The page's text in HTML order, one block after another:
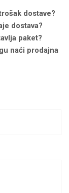
dostave?
dostava?
paket?
naći prodajna